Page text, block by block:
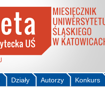
Konkurs
Autorzy
Działy